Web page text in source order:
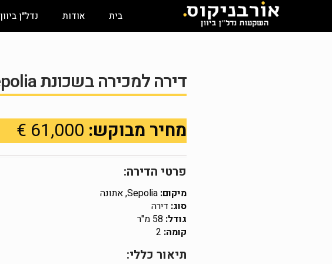
בית אודות נדל"ן ביוון
דירה למכירה בשכונת Sepolia
מחיר מבוקש:
פרטי הדירה:
מיקום:
סוג: דירה
גודל:
קומה:
תיאור כללי: